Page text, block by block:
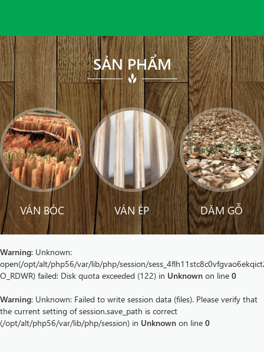
SẢN PHẨM
VÁN BÓC VÁN ÉP DĂM GỖ
Warning: Unknown:
open(/opt/alt/php56/var/lib/php/session/
O_RDWR) failed: Disk quota exceeded (122) in Unknown on line 0
Warning: Unknown: Failed to write session data (files). Please verify that
the current setting of session.save_path is correct
(/opt/alt/php56/var/lib/php/session) in Unknown on line 0